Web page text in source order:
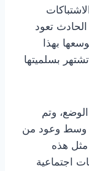
تعود
بهذا
بسلميتها
وتم
وسط وعود من
مثل هذه
اجتماعية